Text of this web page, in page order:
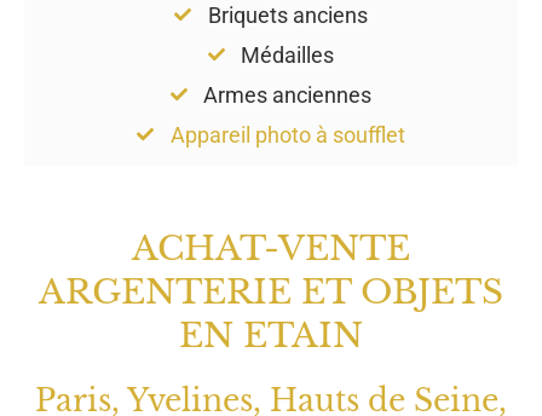
Briquets anciens
Médailles
Armes anciennes
Appareil photo à soufflet
ACHAT-VENTE
ARGENTERIE ET OBJETS
EN ETAIN
Paris, Yvelines, Hauts de Seine,